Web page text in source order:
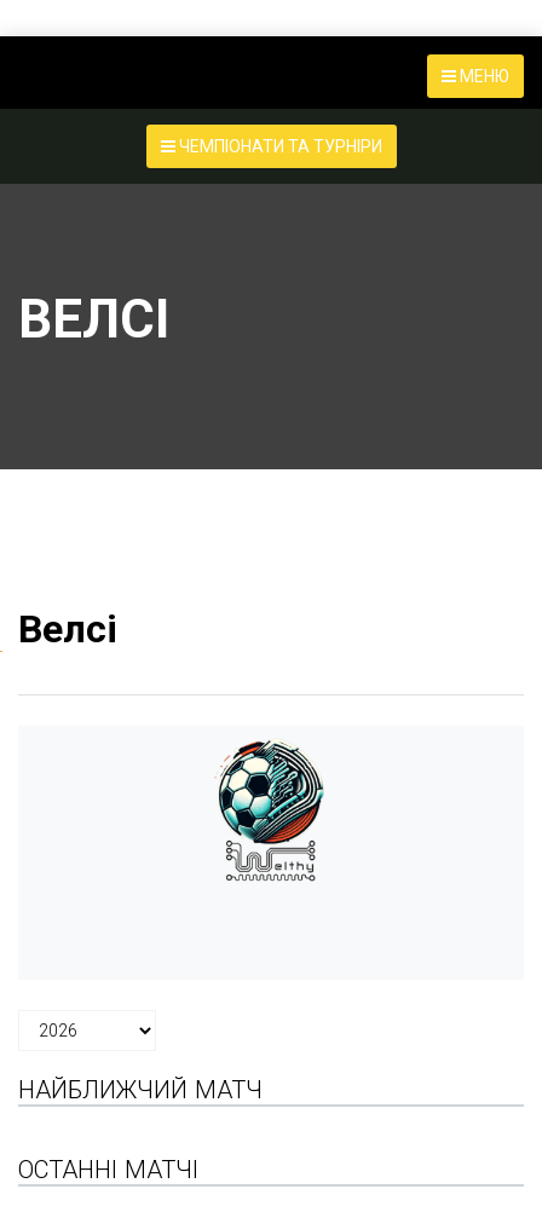
МЕНЮ
ЧЕМПІОНАТИ ТА ТУРНІРИ
ВЕЛСІ
Велсі
НАЙБЛИЖЧИЙ МАТЧ
ОСТАННІ МАТЧІ